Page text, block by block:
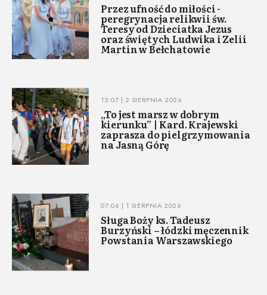
Przez ufność do miłości -
peregrynacja relikwii św.
Teresy od Dzieciatka Jezus
oraz świętych Ludwika i Zelii
Martin w Bełchatowie
12:07 | 2 SIERPNIA 2026
„To jest marsz w dobrym
kierunku” | Kard. Krajewski
zaprasza do pielgrzymowania
na Jasną Górę
07:06 | 1 SIERPNIA 2026
Sługa Boży ks. Tadeusz
Burzyński – łódzki męczennik
Powstania Warszawskiego